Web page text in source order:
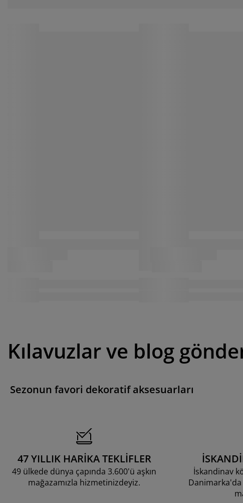
Kılavuzlar ve blog
Sezonun favori dekoratif aksesuarları
47 YILLIK HARİKA TEKLİFLER
49 ülkede dünya çapında 3.600'ü aşkın
mağazamızla hizmetinizdeyiz.
İskandinav